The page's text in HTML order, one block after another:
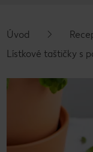
Vyskakovací
Úvod
Lístkové taštičky s